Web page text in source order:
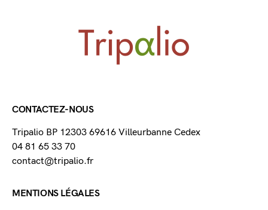
CONTACTEZ-NOUS
Tripalio BP 12303 69616 Villeurbanne Cedex
04 81 65 33 70
contact@tripalio.fr
MENTIONS LÉGALES